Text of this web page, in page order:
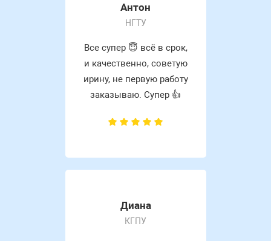
Антон
НГТУ
Все супер 😇 всё в срок,
и качественно, советую
ирину, не первую работу
заказываю. Супер 👍
Диана
КГПУ